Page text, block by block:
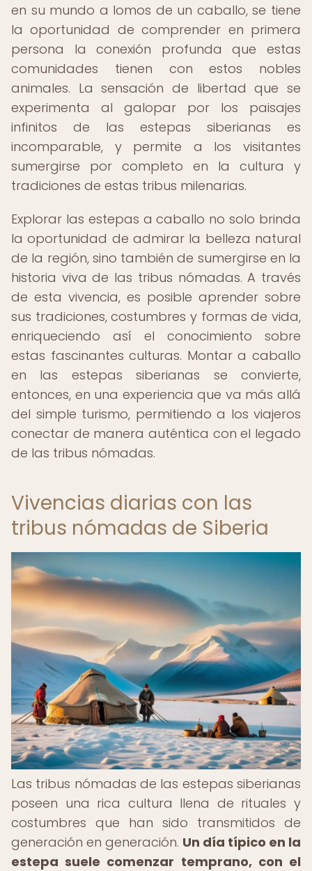
en su mundo a lomos de un caballo, se tiene
la oportunidad de comprender en primera
persona la conexión profunda que estas
comunidades tienen con estos nobles
animales. La sensación de libertad que se
experimenta al galopar por los paisajes
infinitos de las estepas siberianas es
incomparable, y permite a los visitantes
sumergirse por completo en la cultura y
tradiciones de estas tribus milenarias.
Explorar las estepas a caballo no solo brinda
la oportunidad de admirar la belleza natural
de la región, sino también de sumergirse en la
historia viva de las tribus nómadas. A través
de esta vivencia, es posible aprender sobre
sus tradiciones, costumbres y formas de vida,
enriqueciendo así el conocimiento sobre
estas fascinantes culturas. Montar a caballo
en las estepas siberianas se convierte,
entonces, en una experiencia que va más allá
del simple turismo, permitiendo a los viajeros
conectar de manera auténtica con el legado
de las tribus nómadas.
Vivencias diarias con las
tribus nómadas de Siberia
Las tribus nómadas de las estepas siberianas
poseen una rica cultura llena de rituales y
costumbres que han sido transmitidos de
generación en generación. Un día típico en la
estepa suele comenzar temprano, con el